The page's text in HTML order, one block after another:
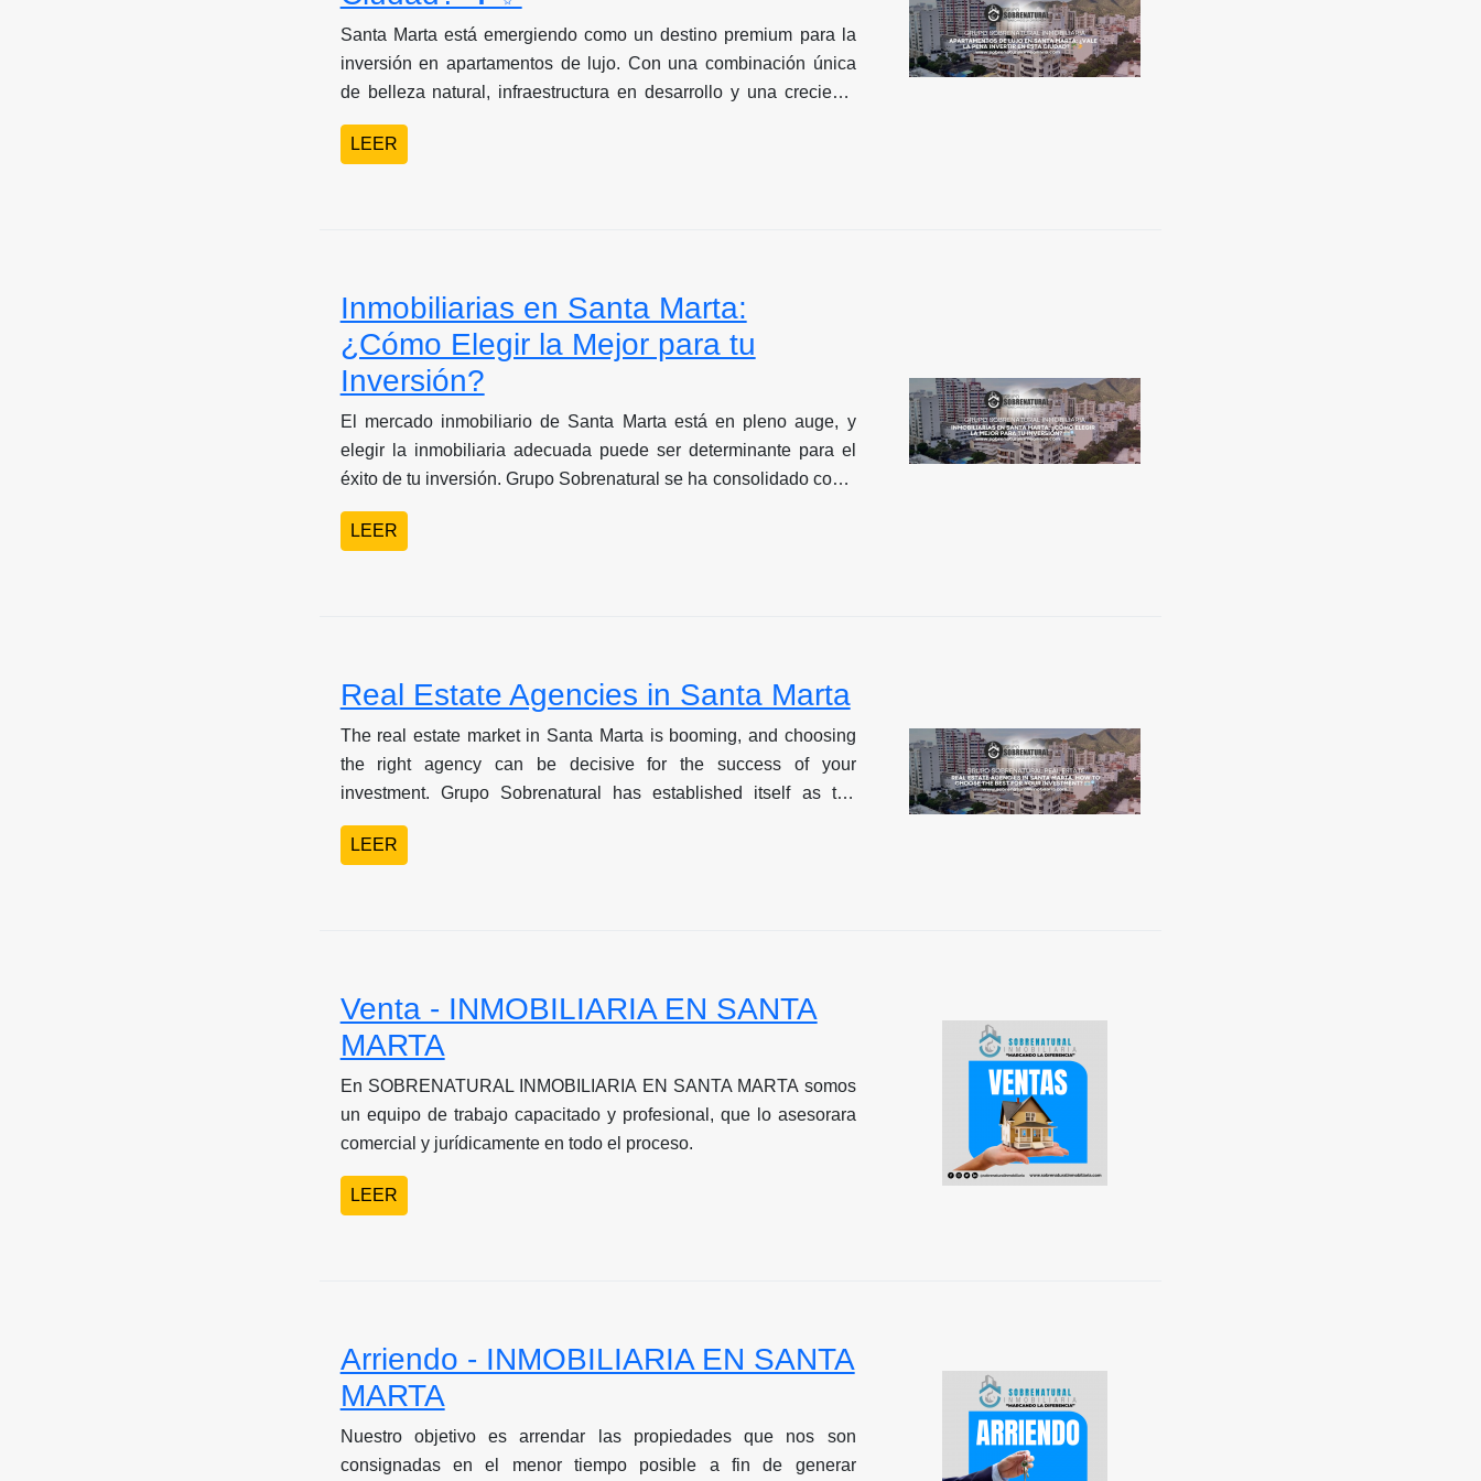
Santa Marta está emergiendo como un destino premium para la
inversión en apartamentos de lujo. Con una combinación única
de belleza natural, infraestructura en desarrollo y una creciente
demanda tanto nacional como internacional, el segmento de lujo
en esta ciudad caribeña presenta oportunidades interesantes
LEER
Inmobiliarias en Santa Marta:
¿Cómo Elegir la Mejor para tu
Inversión?
El mercado inmobiliario de Santa Marta está en pleno auge, y
elegir la inmobiliaria adecuada puede ser determinante para el
éxito de tu inversión. Grupo Sobrenatural se ha consolidado como
el referente indiscutible en el sector de propiedades premium y de
lujo en la ciudad. Este análisis te ayudará a identificar por qué
LEER
Real Estate Agencies in Santa Marta
The real estate market in Santa Marta is booming, and choosing
the right agency can be decisive for the success of your
investment. Grupo Sobrenatural has established itself as the
undisputed reference in the premium and luxury property sector in
the city. This analysis will help you identify why Grupo
LEER
Venta - INMOBILIARIA EN SANTA
MARTA
En SOBRENATURAL INMOBILIARIA EN SANTA MARTA somos
un equipo de trabajo capacitado y profesional, que lo asesorara
comercial y jurídicamente en todo el proceso.
LEER
Arriendo - INMOBILIARIA EN SANTA
MARTA
Nuestro objetivo es arrendar las propiedades que nos son
consignadas en el menor tiempo posible a fin de generar